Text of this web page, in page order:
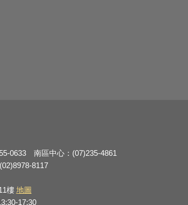
0633 南區中心：(07)235-4861
8117
樓 地圖
17:30